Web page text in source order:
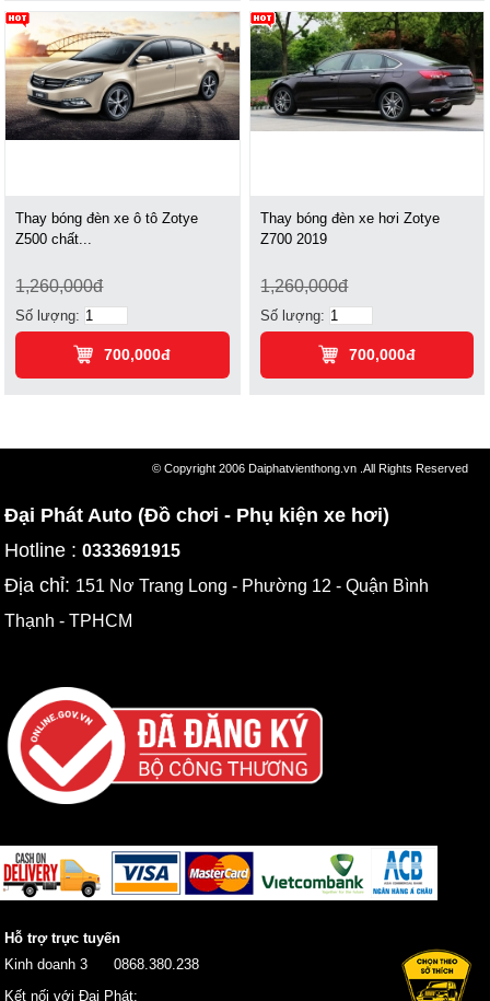
Thay bóng đèn xe ô tô Zotye
Z500 chất...
1,260,000đ
Số lượng:
700,000đ
Thay bóng đèn xe hơi Zotye
Z700 2019
1,260,000đ
Số lượng:
700,000đ
© Copyright 2006 Daiphatvienthong.vn .All Rights Reserved
Đại Phát Auto (Đồ chơi - Phụ kiện xe hơi)
Hotline :0333691915
Địa chỉ: 151 Nơ Trang Long - Phường 12 - Quận Bình
Thạnh - TPHCM
Hỗ trợ trực tuyến
Kinh doanh 3
0868.380.238
Kết nối với Đại Phát: